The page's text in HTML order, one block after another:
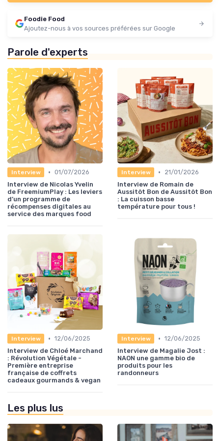
Foodie Food
Ajoutez-nous à vos sources préférées sur Google
Parole d'experts
Interview • 01/07/2026
Interview de Nicolas Yvelin
de FreemiumPlay : Les leviers
d’un programme de
récompenses digitales au
service des marques food
Interview •
21/01/2026
Interview de Romain de
Aussitôt Bon de Aussitôt Bon
: La cuisson basse
température pour tous !
Interview • 12/06/2025
Interview de Chloé Marchand
: Révolution Végétale -
Première entreprise
française de coffrets
cadeaux gourmands & vegan
Interview • 12/06/2025
Interview de Magalie Jost :
NAON une gamme bio de
produits pour les
randonneurs
Les plus lus